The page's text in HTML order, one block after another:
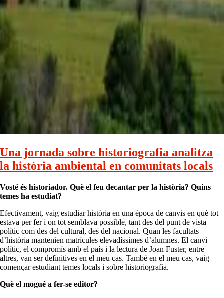
Una jornada sobre historiografia analitza
la història ambiental en comunitats locals
Vosté és historiador. Què el feu decantar per la història? Quins
temes ha estudiat?
Efectivament, vaig estudiar història en una època de canvis en què tot
estava per fer i on tot semblava possible, tant des del punt de vista
polític com des del cultural, des del nacional. Quan les facultats
d’història mantenien matrícules elevadíssimes d’alumnes. El canvi
polític, el compromís amb el país i la lectura de Joan Fuster, entre
altres, van ser definitives en el meu cas. També en el meu cas, vaig
començar estudiant temes locals i sobre historiografia.
Què el mogué a fer-se editor?